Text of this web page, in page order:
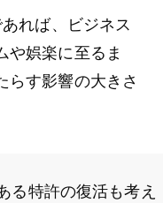
れば、ビジネス
や娯楽に至るま
らす影響の大きさ
る特許の復活も考え